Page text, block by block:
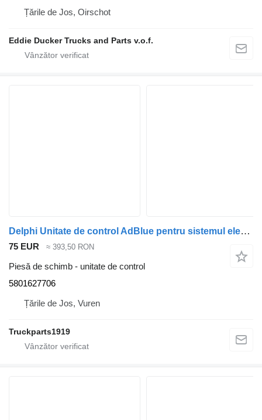
Țările de Jos, Oirschot
Eddie Ducker Trucks and Parts v.o.f.
Delphi Unitate de control AdBlue pentru sistemul electric Iveco 5801627706 pentru camion
75 EUR ≈ 393,50 RON
Piesă de schimb - unitate de control
5801627706
Țările de Jos, Vuren
Truckparts1919